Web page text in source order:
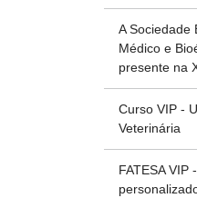
A Sociedade
Médico e
presente na
Curso VIP -
Veterinária
FATESA VIP